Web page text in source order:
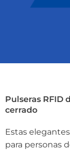
Pulseras RFID
cerrado
Estas
para personas